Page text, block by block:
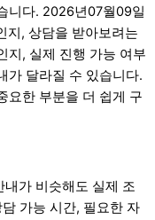
니다. 2026년07월09일
지, 상담을 받아보려는
지, 실제 진행 가능 여부
가 달라질 수 있습니다.
요한 부분을 더 쉽게 구
가 비슷해도 실제 조
가능 시간, 필요한 자